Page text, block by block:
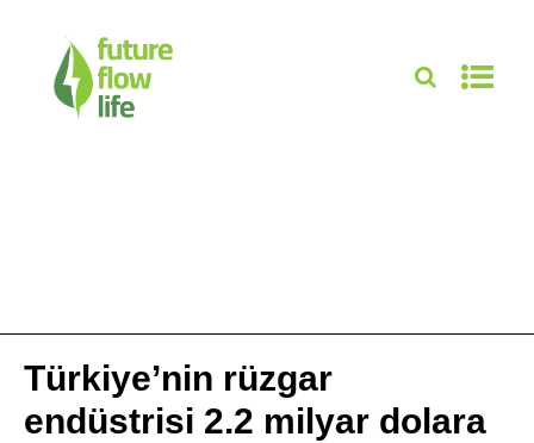
Türkiye’nin rüzgar
endüstrisi 2.2 milyar dolara